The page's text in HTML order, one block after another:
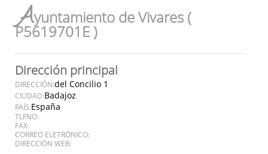
Ayuntamiento de Vivares (
P5619701E )
Dirección principal
DIRECCIÓN:del Concilio 1
CIUDAD:Badajoz
PAÍS:España
TLFNO:
FAX:
CORREO ELETRÓNICO:
DIRECCIÓN WEB: